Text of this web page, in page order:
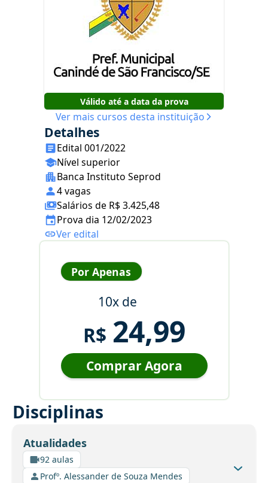
Válido até a data da prova
Ver mais cursos desta instituição
Detalhes
Edital 001/2022
Nível superior
Banca Instituto Seprod
4 vagas
Salários de R$ 3.425,48
Prova dia 12/02/2023
Ver edital
Por Apenas
10x de
R$ 24,99
Comprar Agora
Disciplinas
Atualidades
92 aulas
Profº. Alessander de Souza Mendes